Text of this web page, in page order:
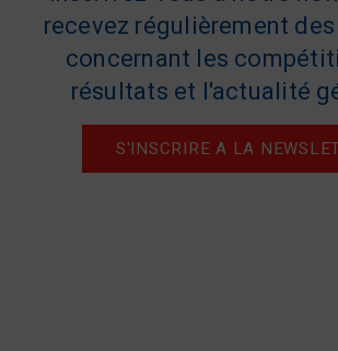
recevez régulièrement
concernant les
résultats et l'actualité
S'INSCRIRE A LA